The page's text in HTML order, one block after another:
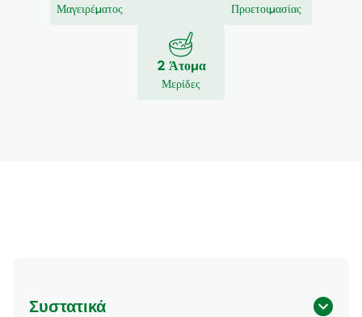
Μαγειρέματος
Προετοιμασίας
2 Άτομα
Μερίδες
Συστατικά